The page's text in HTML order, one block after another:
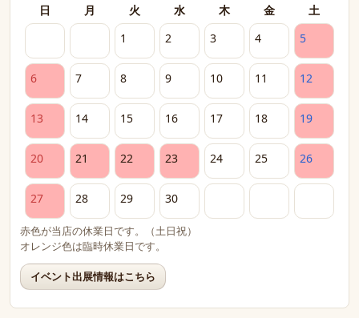
日 月 火 水 木 金
土
1
2 3 4 5
6 7 8 9 10 11 12
13 14 15 16 17 18 19
20 21 22 23 24 25 26
27 28 29 30
赤色が当店の休業日です。（土日祝）
オレンジ色は臨時休業日です。
イベント出展情報はこちら